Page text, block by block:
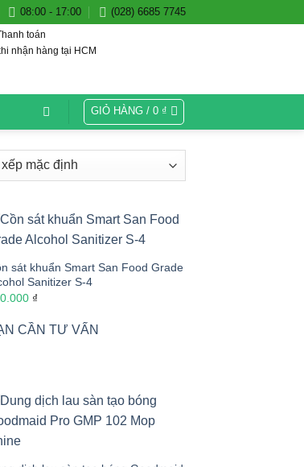
08:00 - 17:00 (028) 6685 7745
toán
nhận hàng tại HCM
GIỎ HÀNG / 0 ₫
sát khuẩn Smart San Food Grade
Sanitizer S-4
₫
CẦN TƯ VẤN